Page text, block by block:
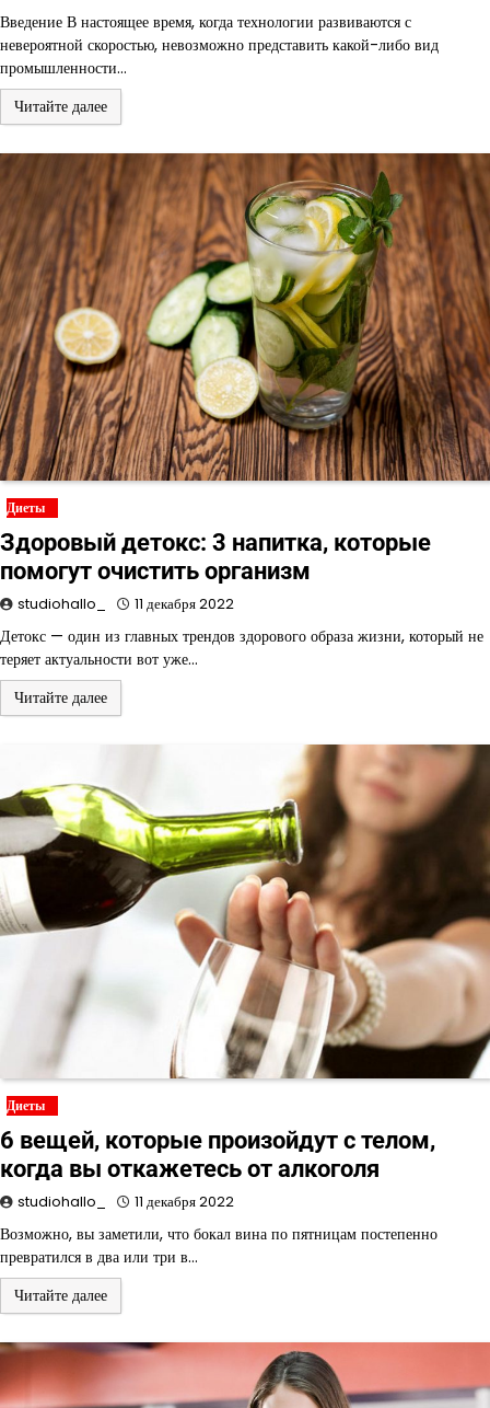
Введение В настоящее время, когда технологии развиваются с
невероятной скоростью, невозможно представить какой-либо вид
промышленности…
Читайте далее
Диеты
Здоровый детокс: 3 напитка, которые
помогут очистить организм
studiohallo_ 11 декабря 2022
Детокс — один из главных трендов здорового образа жизни, который не
теряет актуальности вот уже…
Читайте далее
Диеты
6 вещей, которые произойдут с телом,
когда вы откажетесь от алкоголя
studiohallo_ 11 декабря 2022
Возможно, вы заметили, что бокал вина по пятницам постепенно
превратился в два или три в…
Читайте далее